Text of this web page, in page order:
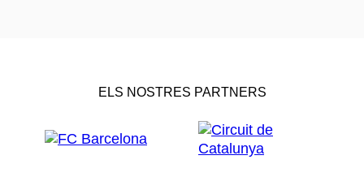
ELS NOSTRES PARTNERS